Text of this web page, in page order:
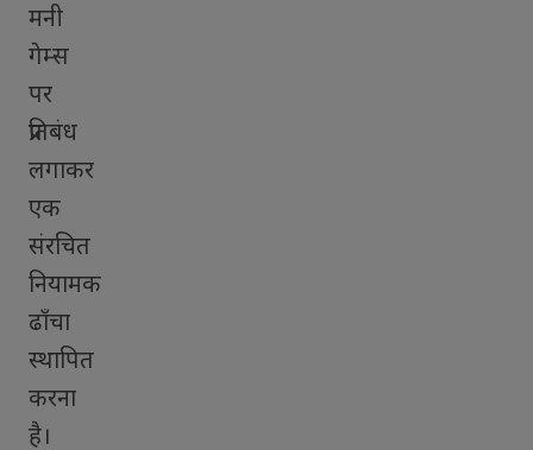
मनी
गेम्स
पर
प्रतिबंध
लगाकर
एक
संरचित
नियामक
ढाँचा
स्थापित
करना
है।